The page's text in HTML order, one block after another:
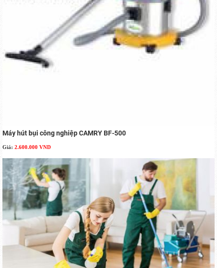
Máy hút bụi công nghiệp CAMRY BF-500
Giá: 2.600.000 VND